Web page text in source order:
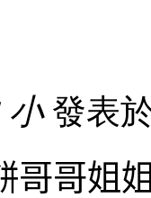
小發表
哥哥姐